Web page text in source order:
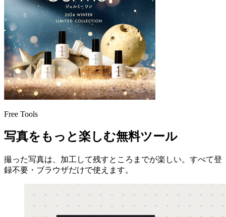
Free Tools
写真をもっと楽しむ無料ツール
撮った写真は、加工して残すところまでが楽しい。すべて登
録不要・ブラウザだけで使えます。